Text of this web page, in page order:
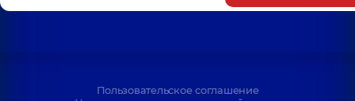
Пользовательское соглашение